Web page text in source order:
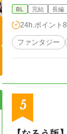
BL 完結 長編
24h.ポイント
ファンタジー
5